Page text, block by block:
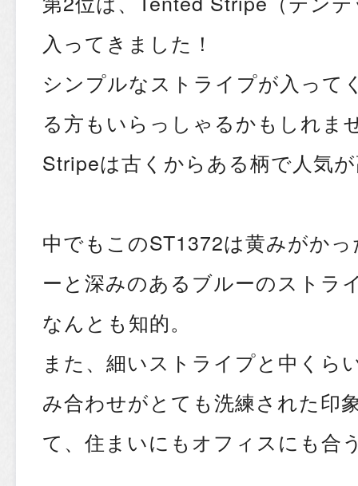
入ってきました！
シンプルなストライプが入って
る方もいらっしゃるかもしれま
Stripeは古くからある柄で人気
中でもこのST1372は黄みがか
ーと深みのあるブルーのストラ
なんとも知的。
また、細いストライプと中くら
み合わせがとても洗練された印
て、住まいにもオフィスにも合